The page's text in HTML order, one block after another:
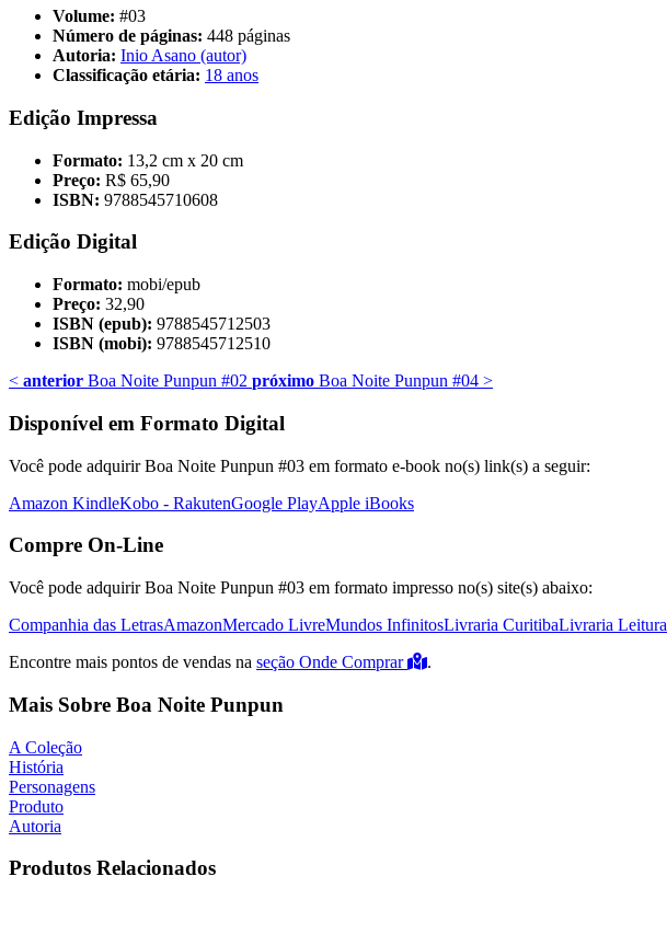
Volume: #03
Número de páginas: 448 páginas
Autoria: Inio Asano (autor)
Classificação etária: 18 anos
Edição Impressa
Formato: 13,2 cm x 20 cm
Preço: R$ 65,90
ISBN: 9788545710608
Edição Digital
Formato: mobi/epub
Preço: 32,90
ISBN (epub): 9788545712503
ISBN (mobi): 9788545712510
< anterior Boa Noite Punpun #02 próximo Boa Noite Punpun #04 >
Disponível em Formato Digital
Você pode adquirir Boa Noite Punpun #03 em formato e-book no(s) link(s) a seguir:
Amazon KindleKobo - RakutenGoogle PlayApple iBooks
Compre On-Line
Você pode adquirir Boa Noite Punpun #03 em formato impresso no(s) site(s) abaixo:
Companhia das LetrasAmazonMercado LivreMundos InfinitosLivraria CuritibaLivraria Leitura
Encontre mais pontos de vendas na seção Onde Comprar .
Mais Sobre Boa Noite Punpun
A Coleção
História
Personagens
Produto
Autoria
Produtos Relacionados